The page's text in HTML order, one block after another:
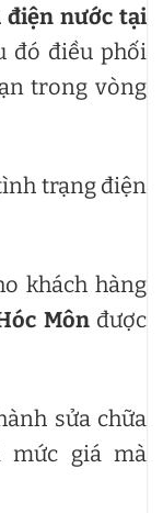
điện nước tại
đó điều phối
trong vòng
trạng điện
khách hàng
Mônđược
sửa chữa
mức giá mà